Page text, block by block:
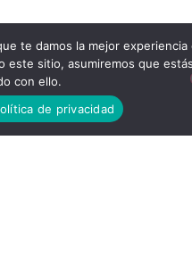
te damos la mejor experiencia
este sitio, asumiremos que
con ello.
de privacidad